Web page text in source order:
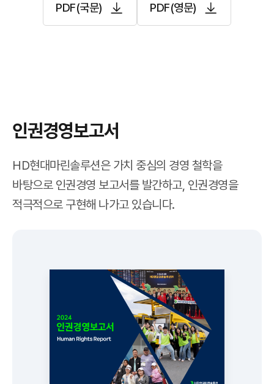
PDF(국문) PDF(영문)
인권경영보고서
HD현대마린솔루션은 가치 중심의 경영 철학을
바탕으로 인권경영 보고서를 발간하고, 인권경영을
적극적으로 구현해 나가고 있습니다.